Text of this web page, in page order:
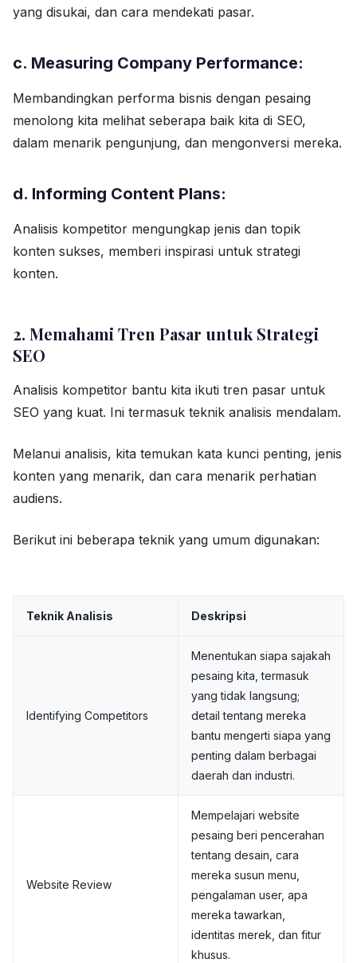
yang disukai, dan cara mendekati pasar.
c. Measuring Company Performance:
Membandingkan performa bisnis dengan pesaing
menolong kita melihat seberapa baik kita di SEO,
dalam menarik pengunjung, dan mengonversi mereka.
d. Informing Content Plans:
Analisis kompetitor mengungkap jenis dan topik
konten sukses, memberi inspirasi untuk strategi
konten.
2. Memahami Tren Pasar untuk Strategi
SEO
Analisis kompetitor bantu kita ikuti tren pasar untuk
SEO yang kuat. Ini termasuk teknik analisis mendalam.
Melanui analisis, kita temukan kata kunci penting, jenis
konten yang menarik, dan cara menarik perhatian
audiens.
Berikut ini beberapa teknik yang umum digunakan:
Teknik Analisis Deskripsi
Identifying Competitors
Menentukan siapa sajakah
pesaing kita, termasuk
yang tidak langsung;
detail tentang mereka
bantu mengerti siapa yang
penting dalam berbagai
daerah dan industri.
Website Review
Mempelajari website
pesaing beri pencerahan
tentang desain, cara
mereka susun menu,
pengalaman user, apa
mereka tawarkan,
identitas merek, dan fitur
khusus.